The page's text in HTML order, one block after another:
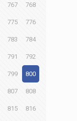
767 768
775 776
783 784
791 792
799 800
807 808
815 816